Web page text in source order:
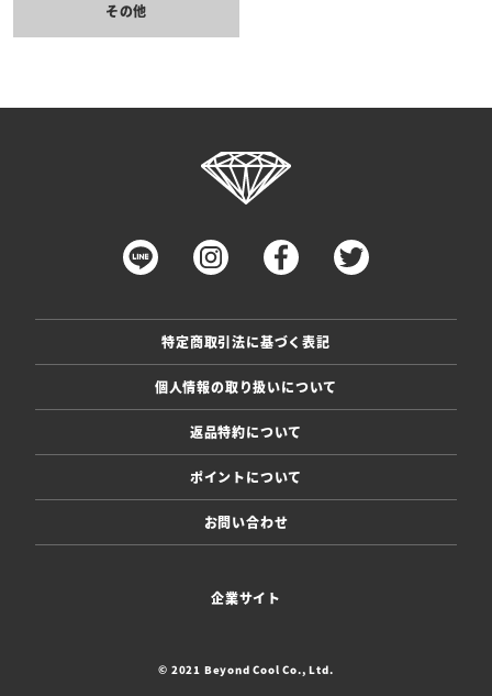
その他
特定商取引法に基づく表記
個人情報の取り扱いについて
返品特約について
ポイントについて
お問い合わせ
企業サイト
© 2021 Beyond Cool Co., Ltd.